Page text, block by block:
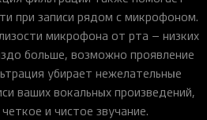
при записи рядом с микрофоном.
микрофона от рта – низких
больше, возможно проявление
убирает нежелательные
ваших вокальных произведений,
и чистое звучание.